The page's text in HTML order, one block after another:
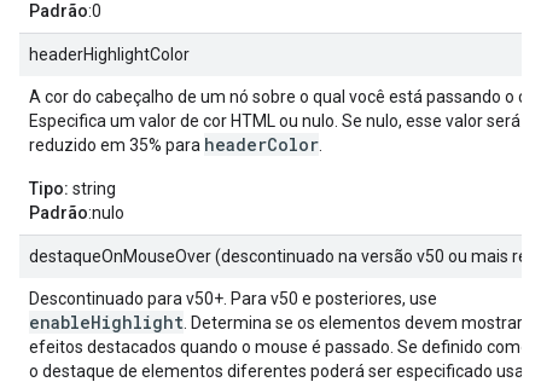
Padrão:0
headerHighlightColor
A cor do cabeçalho de um nó sobre o qual você está passando o
Especifica um valor de cor HTML ou nulo. Se nulo, esse valor será
reduzido em 35% para headerColor
Tipo: string
Padrão:nulo
destaqueOnMouseOver (descontinuado na versão v50 ou mais
Descontinuado para v50+. Para v50 e posteriores, use
enableHighlight . Determina se os elementos devem mostrar
efeitos destacados quando o mouse é passado. Se definido como
o destaque de elementos diferentes poderá ser especificado